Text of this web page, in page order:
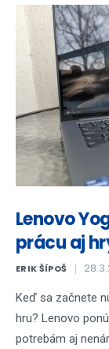
Lenovo
prácu aj
ERIK ŠÍPOŠ
Keď sa začnete
hru? Lenovo
potrebám aj